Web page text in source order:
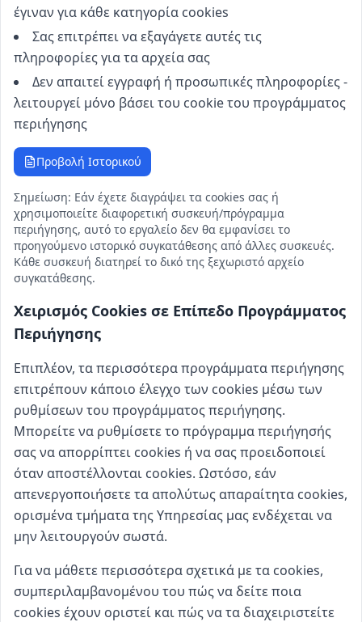
έγιναν για κάθε κατηγορία cookies
Σας επιτρέπει να εξαγάγετε αυτές τις
πληροφορίες για τα αρχεία σας
Δεν απαιτεί εγγραφή ή προσωπικές πληροφορίες -
λειτουργεί μόνο βάσει του cookie του προγράμματος
περιήγησης
Προβολή Ιστορικού
Σημείωση: Εάν έχετε διαγράψει τα cookies σας ή
χρησιμοποιείτε διαφορετική συσκευή/πρόγραμμα
περιήγησης, αυτό το εργαλείο δεν θα εμφανίσει το
προηγούμενο ιστορικό συγκατάθεσης από άλλες συσκευές.
Κάθε συσκευή διατηρεί το δικό της ξεχωριστό αρχείο
συγκατάθεσης.
Χειρισμός Cookies σε Επίπεδο Προγράμματος
Περιήγησης
Επιπλέον, τα περισσότερα προγράμματα περιήγησης
επιτρέπουν κάποιο έλεγχο των cookies μέσω των
ρυθμίσεων του προγράμματος περιήγησης.
Μπορείτε να ρυθμίσετε το πρόγραμμα περιήγησής
σας να απορρίπτει cookies ή να σας προειδοποιεί
όταν αποστέλλονται cookies. Ωστόσο, εάν
απενεργοποιήσετε τα απολύτως απαραίτητα cookies,
ορισμένα τμήματα της Υπηρεσίας μας ενδέχεται να
μην λειτουργούν σωστά.
Για να μάθετε περισσότερα σχετικά με τα cookies,
συμπεριλαμβανομένου του πώς να δείτε ποια
cookies έχουν οριστεί και πώς να τα διαχειριστείτε